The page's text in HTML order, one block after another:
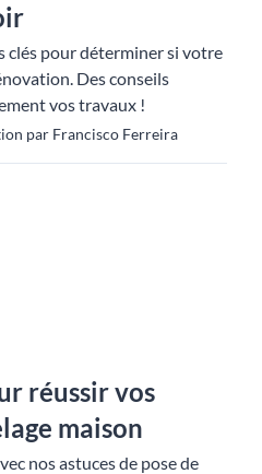
clés pour déterminer si votre
Des conseils
vos travaux !
par Francisco Ferreira
réussir vos
maison
nos astuces de pose de